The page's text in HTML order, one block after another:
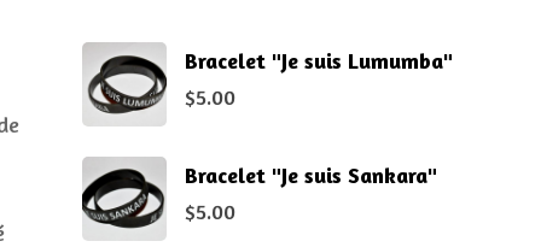
Bracelet "Je suis Lumumba"
$5.00
Bracelet "Je suis Sankara"
$5.00